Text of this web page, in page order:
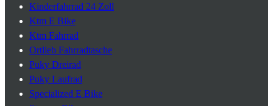
Kinderfahrrad 24 Zoll
Ktm E Bike
Ktm Fahrrad
Ortlieb Fahrradtasche
Puky Dreirad
Puky Laufrad
Specialized E Bike